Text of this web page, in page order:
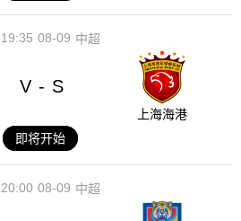
08-09
19:35 中超
V - S
上海海港
即将开始
08-09
20:00 中超